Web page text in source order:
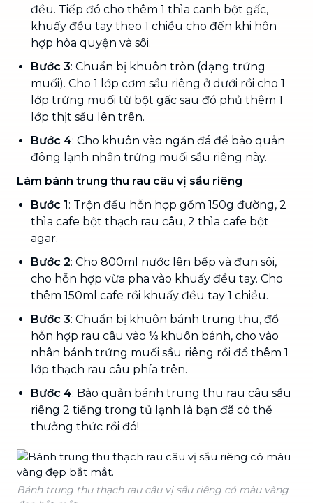
đều. Tiếp đó cho thêm 1 thìa canh bột gấc,
khuấy đều tay theo 1 chiều cho đến khi hôn
hợp hòa quyện và sôi.
Bước 3: Chuẩn bị khuôn tròn (dạng trứng
muối). Cho 1 lớp cơm sầu riêng ở dưới rồi cho 1
lớp trứng muối từ bột gấc sau đó phủ thêm 1
lớp thịt sầu lên trên.
Bước 4: Cho khuôn vào ngăn đá để bảo quản
đông lạnh nhân trứng muối sầu riêng này.
Làm bánh trung thu rau câu vị sầu riêng
Bước 1: Trộn đều hỗn hợp gồm 150g đường, 2
thìa cafe bột thạch rau câu, 2 thìa cafe bột
agar.
Bước 2: Cho 800ml nước lên bếp và đun sôi,
cho hỗn hợp vừa pha vào khuấy đều tay. Cho
thêm 150ml cafe rồi khuấy đều tay 1 chiều.
Bước 3: Chuẩn bị khuôn bánh trung thu, đổ
hỗn hợp rau câu vào ⅓ khuôn bánh, cho vào
nhân bánh trứng muối sầu riêng rồi đổ thêm 1
lớp thạch rau câu phía trên.
Bước 4: Bảo quản bánh trung thu rau câu sầu
riêng 2 tiếng trong tủ lạnh là bạn đã có thể
thưởng thức rồi đó!
Bánh trung thu thạch rau câu vị sầu riêng có màu vàng